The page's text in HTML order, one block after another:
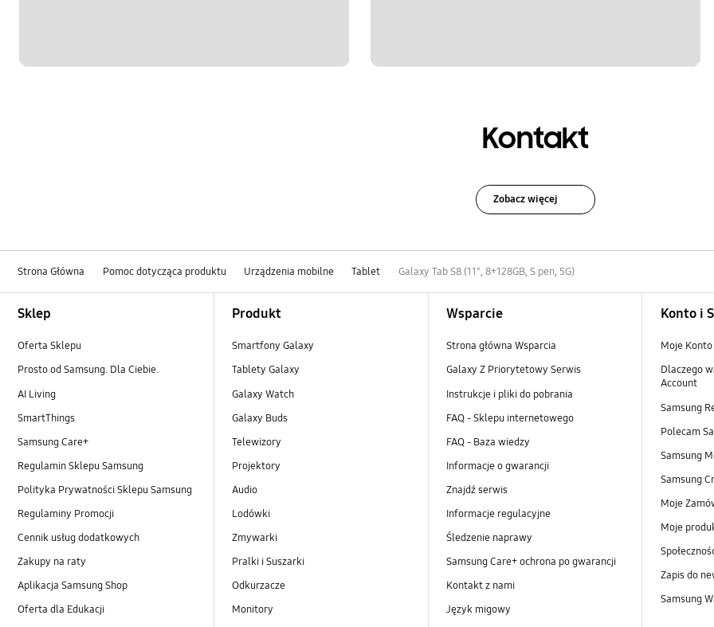
Kontakt
Zobacz więcej
Strona Główna Pomoc dotycząca produktu Urządzenia mobilne Tablet Galaxy Tab S8 (11", 8+128GB, S pen, 5G)
Sklep
Oferta Sklepu
Prosto od Samsung. Dla Ciebie.
AI Living
SmartThings
Samsung Care+
Regulamin Sklepu Samsung
Polityka Prywatności Sklepu Samsung
Regulaminy Promocji
Cennik usług dodatkowych
Zakupy na raty
Aplikacja Samsung Shop
Oferta dla Edukacji
Produkt
Smartfony Galaxy
Tablety Galaxy
Galaxy Watch
Galaxy Buds
Telewizory
Projektory
Audio
Lodówki
Zmywarki
Pralki i Suszarki
Odkurzacze
Monitory
Wsparcie
Strona główna Wsparcia
Galaxy Z Priorytetowy Serwis
Instrukcje i pliki do pobrania
FAQ - Sklepu internetowego
FAQ - Baza wiedzy
Informacje o gwarancji
Znajdź serwis
Informacje regulacyjne
Śledzenie naprawy
Samsung Care+ ochrona po gwarancji
Kontakt z nami
Język migowy
Konto i
Moje Konto
Dlaczego
Account
Samsung
Polecam
Samsung
Samsung
Moje
Moje
Zapis do
Samsung